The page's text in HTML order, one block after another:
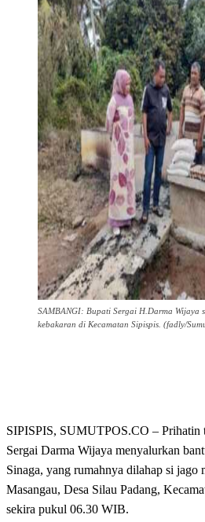
SAMBANGI: Bupati Sergai H.Darma Wijaya
kebakaran di Kecamatan Sipispis. (fadly/
SIPISPIS, SUMUTPOS.CO – Prihatin
Sergai Darma Wijaya menyalurkan
Sinaga, yang rumahnya dilahap si jago
Masangau, Desa Silau Padang,
sekira pukul 06.30 WIB.